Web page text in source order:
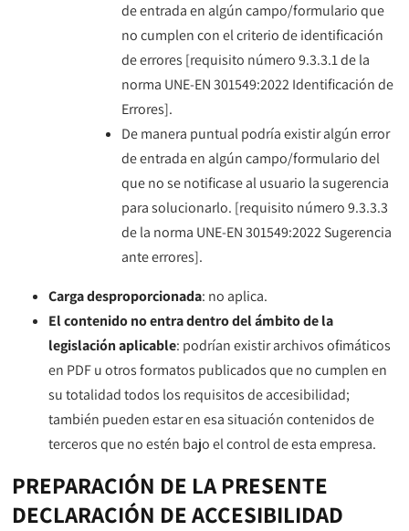
de entrada en algún campo/formulario que
no cumplen con el criterio de identificación
de errores [requisito número 9.3.3.1 de la
norma UNE-EN 301549:2022 Identificación de
Errores].
De manera puntual podría existir algún error
de entrada en algún campo/formulario del
que no se notificase al usuario la sugerencia
para solucionarlo. [requisito número 9.3.3.3
de la norma UNE-EN 301549:2022 Sugerencia
ante errores].
Carga desproporcionada: no aplica.
El contenido no entra dentro del ámbito de la
legislación aplicable: podrían existir archivos ofimáticos
en PDF u otros formatos publicados que no cumplen en
su totalidad todos los requisitos de accesibilidad;
también pueden estar en esa situación contenidos de
terceros que no estén bajo el control de esta empresa.
PREPARACIÓN DE LA PRESENTE
DECLARACIÓN DE ACCESIBILIDAD